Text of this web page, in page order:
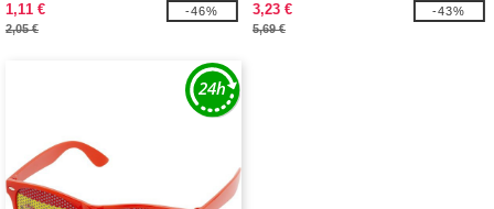
1,11 €
2,05 €
-46% 3,23 €
5,69 €
-43%